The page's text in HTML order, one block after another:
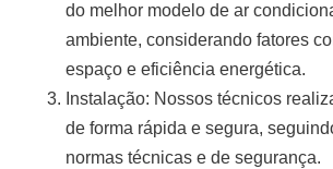
do melhor modelo de ar
ambiente, considerando fatores
espaço e eficiência energética.
Instalação: Nossos técnicos
de forma rápida e segura,
normas técnicas e de segurança.